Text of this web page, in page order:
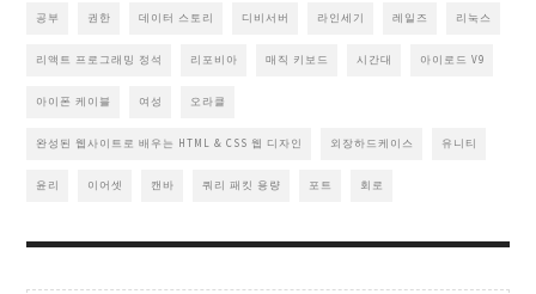
공부 권한 데이터 스토리 디비서버 라인세기 레일즈 리눅스
리액트 프로그래밍 정석 리포비아 매직 키보드 시간대 아이로드 V9
아이폰 케이블 여성 오라클
완성된 웹사이트로 배우는 HTML & CSS 웹 디자인 외장하드케이스 유니티
윤리 이어셋 캔바 쿼리 패킷 용량 포트 회로